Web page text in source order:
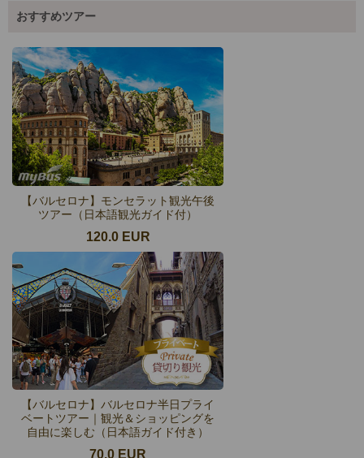
おすすめツアー
【バルセロナ】モンセラット観光午後
ツアー（日本語観光ガイド付）
120.0 EUR
【バルセロナ】バルセロナ半日プライ
ベートツアー｜観光＆ショッピングを
自由に楽しむ（日本語ガイド付き）
70.0 EUR